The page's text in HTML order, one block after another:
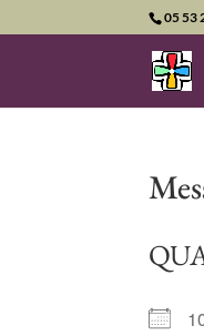
05 53